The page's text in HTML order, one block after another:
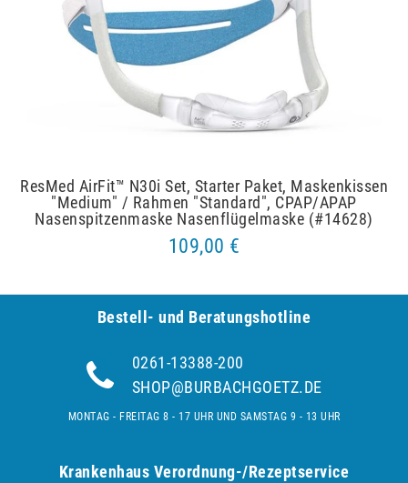
ResMed AirFit™ N30i Set, Starter Paket, Maskenkissen
"Medium" / Rahmen "Standard", CPAP/APAP
Nasenspitzenmaske Nasenflügelmaske (#14628)
109,00 €
Bestell- und Be­ra­tungs­hot­line
0261-13388-200
SHOP@BURBACHGOETZ.DE
MONTAG - FREITAG 8 - 17 UHR UND SAMSTAG 9 - 13 UHR
Krankenhaus Verordnung-/Rezeptservice